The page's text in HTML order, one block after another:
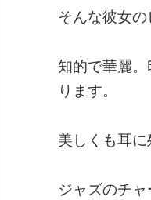
そんな彼女
知的で華麗
ります。
美しくも耳に
ジャズのチ